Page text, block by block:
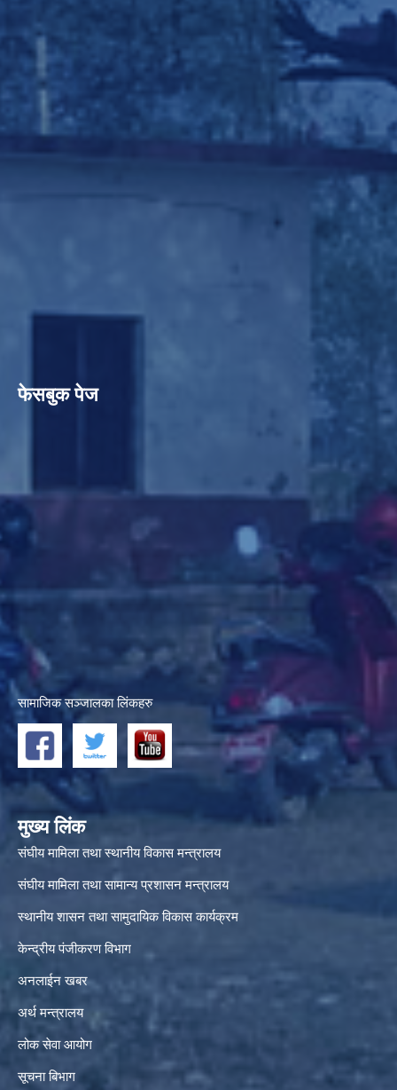
फेसबुक पेज
सामाजिक सञ्जालका लिंकहरु
मुख्य लिंक
संघीय मामिला तथा स्थानीय विकास मन्त्रालय
संघीय मामिला तथा सामान्य प्रशासन मन्त्रालय
स्थानीय शासन तथा सामुदायिक विकास कार्यक्रम
केन्द्रीय पंजीकरण विभाग
अनलाईन खबर
अर्थ मन्त्रालय
लोक सेवा आयोग
सूचना बिभाग